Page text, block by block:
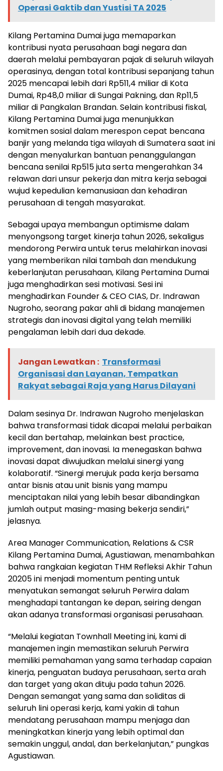
Operasi Gaktib dan Yustisi TA 2025
Kilang Pertamina Dumai juga memaparkan
kontribusi nyata perusahaan bagi negara dan
daerah melalui pembayaran pajak di seluruh wilayah
operasinya, dengan total kontribusi sepanjang tahun
2025 mencapai lebih dari Rp511,4 miliar di Kota
Dumai, Rp48,0 miliar di Sungai Pakning, dan Rp11,5
miliar di Pangkalan Brandan. Selain kontribusi fiskal,
Kilang Pertamina Dumai juga menunjukkan
komitmen sosial dalam merespon cepat bencana
banjir yang melanda tiga wilayah di Sumatera saat ini
dengan menyalurkan bantuan penanggulangan
bencana senilai Rp515 juta serta mengerahkan 34
relawan dari unsur pekerja dan mitra kerja sebagai
wujud kepedulian kemanusiaan dan kehadiran
perusahaan di tengah masyarakat.
Sebagai upaya membangun optimisme dalam
menyongsong target kinerja tahun 2026, sekaligus
mendorong Perwira untuk terus melahirkan inovasi
yang memberikan nilai tambah dan mendukung
keberlanjutan perusahaan, Kilang Pertamina Dumai
juga menghadirkan sesi motivasi. Sesi ini
menghadirkan Founder & CEO CIAS, Dr. Indrawan
Nugroho, seorang pakar ahli di bidang manajemen
strategis dan inovasi digital yang telah memiliki
pengalaman lebih dari dua dekade.
Jangan Lewatkan : Transformasi
Organisasi dan Layanan, Tempatkan
Rakyat sebagai Raja yang Harus Dilayani
Dalam sesinya Dr. Indrawan Nugroho menjelaskan
bahwa transformasi tidak dicapai melalui perbaikan
kecil dan bertahap, melainkan best practice,
improvement, dan inovasi. Ia menegaskan bahwa
inovasi dapat diwujudkan melalui sinergi yang
kolaboratif. “Sinergi merujuk pada kerja bersama
antar bisnis atau unit bisnis yang mampu
menciptakan nilai yang lebih besar dibandingkan
jumlah output masing-masing bekerja sendiri,”
jelasnya.
Area Manager Communication, Relations & CSR
Kilang Pertamina Dumai, Agustiawan, menambahkan
bahwa rangkaian kegiatan THM Refleksi Akhir Tahun
20205 ini menjadi momentum penting untuk
menyatukan semangat seluruh Perwira dalam
menghadapi tantangan ke depan, seiring dengan
akan adanya transformasi organisasi perusahaan.
“Melalui kegiatan Townhall Meeting ini, kami di
manajemen ingin memastikan seluruh Perwira
memiliki pemahaman yang sama terhadap capaian
kinerja, penguatan budaya perusahaan, serta arah
dan target yang akan dituju pada tahun 2026.
Dengan semangat yang sama dan soliditas di
seluruh lini operasi kerja, kami yakin di tahun
mendatang perusahaan mampu menjaga dan
meningkatkan kinerja yang lebih optimal dan
semakin unggul, andal, dan berkelanjutan,” pungkas
Agustiawan.